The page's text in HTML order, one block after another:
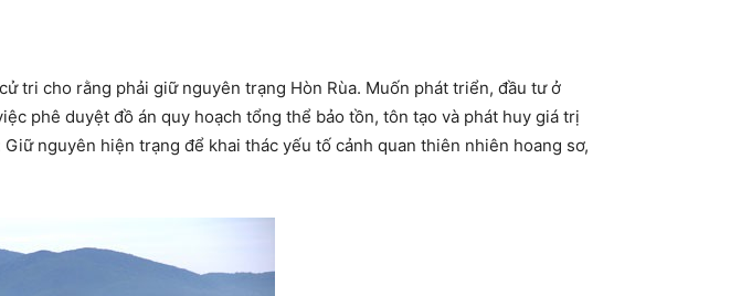
tri cho rằng phải giữ nguyên trạng Hòn Rùa. Muốn phát triển, đầu tư ở
phê duyệt đồ án quy hoạch tổng thể bảo tồn, tôn tạo và phát huy giá trị
nguyên hiện trạng để khai thác yếu tố cảnh quan thiên nhiên hoang sơ,